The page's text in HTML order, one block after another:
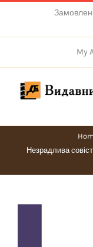
content
My
Незрадлива